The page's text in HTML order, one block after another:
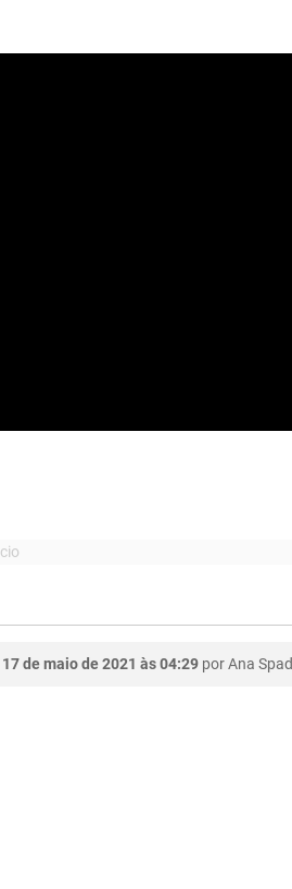
17 de maio de 2021 às 04:29 porAna